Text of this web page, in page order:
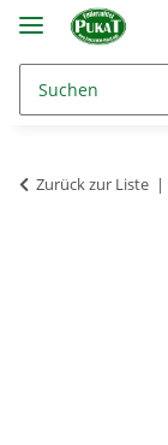
Zurück zur Liste